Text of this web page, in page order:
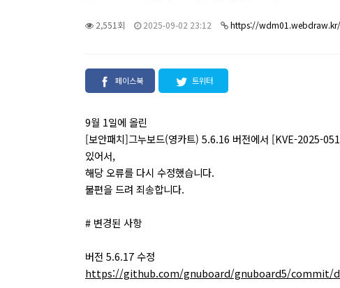
2,551회 2025-09-02 23:12 https://
페이스북 트위터
9월 1일에 올린
[보안패치]그누보드(영카트) 5.6.16 버전에서 [KVE-2025-
있어서,
해당 오류를 다시 수정했습니다.
불편을 드려 죄송합니다.
# 변경된 사항
버전 5.6.17 수정
https://github.com/gnuboard/gnuboard5/commit/